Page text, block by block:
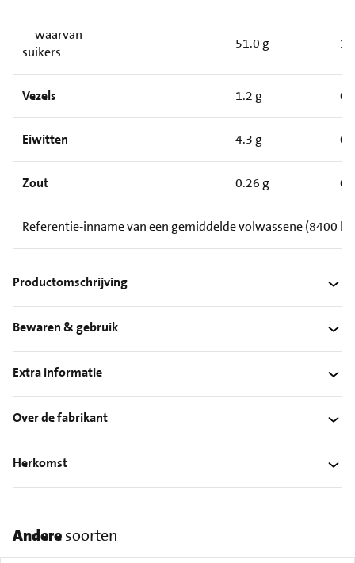
waarvan
suikers
51.0 g
Vezels 1.2 g
Eiwitten 4.3 g
Zout 0.26 g
Referentie-inname van een gemiddelde volwassene (8400
Productomschrijving
Bewaren & gebruik
Extra informatie
Over de fabrikant
Herkomst
Anderesoorten